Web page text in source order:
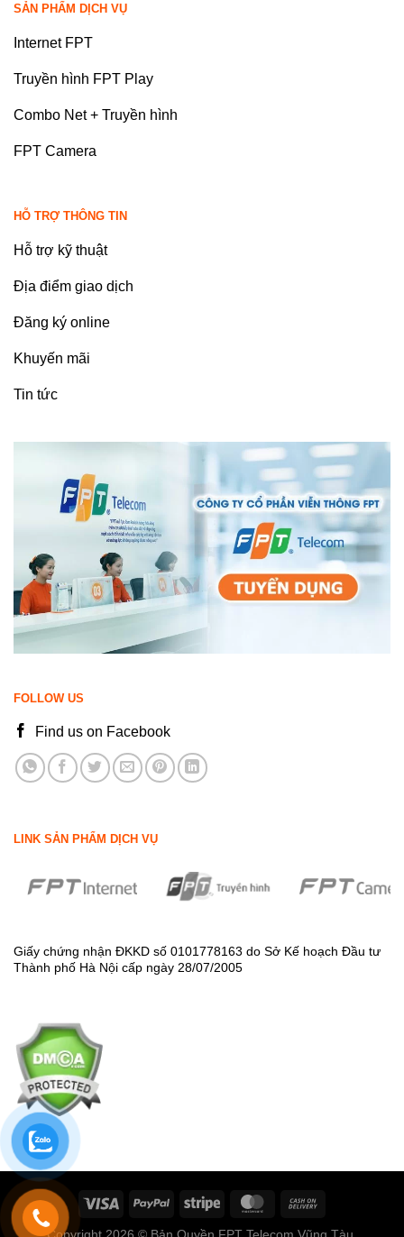
SẢN PHẨM DỊCH VỤ
Internet FPT
Truyền hình FPT Play
Combo Net + Truyền hình
FPT Camera
HỖ TRỢ THÔNG TIN
Hỗ trợ kỹ thuật
Địa điểm giao dịch
Đăng ký online
Khuyến mãi
Tin tức
FOLLOW US
Find us on Facebook
LINK SẢN PHẨM DỊCH VỤ
Giấy chứng nhận ĐKKD số 0101778163 do Sở Kế hoạch Đầu tư
Thành phố Hà Nội cấp ngày 28/07/2005